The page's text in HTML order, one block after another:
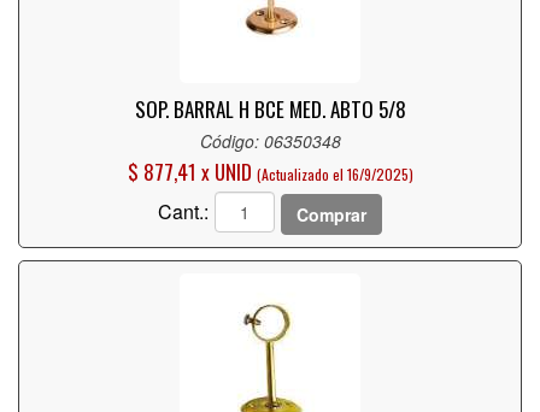
SOP. BARRAL H BCE MED. ABTO 5/8
Código: 06350348
$ 877,41 x UNID (Actualizado el 16/9/2025)
Cant.: Comprar